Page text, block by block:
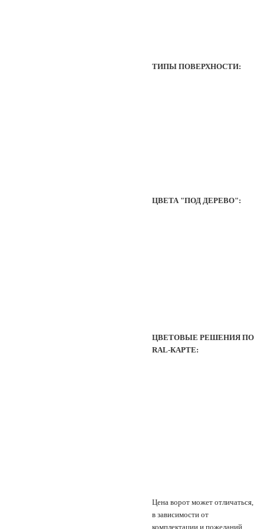
ТИПЫ ПОВЕРХНОСТИ:
ЦВЕТА "ПОД ДЕРЕВО":
ЦВЕТОВЫЕ РЕШЕНИЯ ПО
RAL-КАРТЕ:
Цена ворот может отличаться,
в зависимости от
комплектации и пожеланий